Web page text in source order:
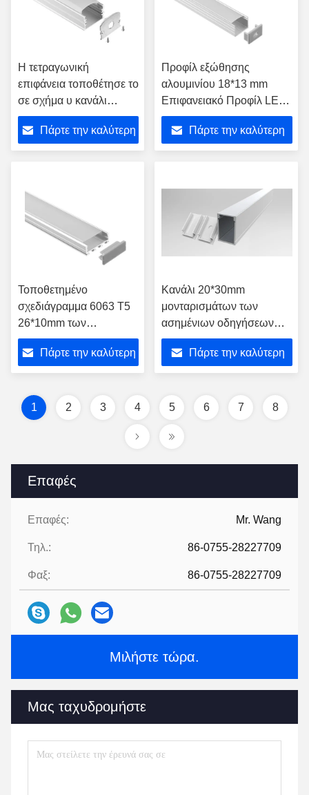
Επαφές
Επαφές: Mr. Wang
Τηλ.: 86-0755-28227709
Φαξ: 86-0755-28227709
Μιλήστε τώρα.
Μας ταχυδρομήστε
Η τετραγωνική
επιφάνεια τοποθέτησε το
σε σχήμα υ κανάλι
σχεδιαγράμματος των
οδηγήσεων αλουμινίου
που υποβλήθηκε σε
Πάρτε την καλύτερη
Προφίλ εξώθησης
αλουμινίου 18*13 mm
Επιφανειακό Προφίλ LED
για φωτισμό λωρίδας Led
Πάρτε την καλύτερη
Τοποθετημένο
σχεδιάγραμμα 6063 T5
26*10mm των
οδηγήσεων κραμάτων
αργιλίου επιφάνεια για
το φως λουρίδων
Πάρτε την καλύτερη
Κανάλι 20*30mm
μονταρισμάτων των
ασημένιων οδηγήσεων
σχεδιαγράμματα
εξώθησης αλουμινίου για
τα έπιπλα
Πάρτε την καλύτερη
1 2 3 4 5 6 7 8